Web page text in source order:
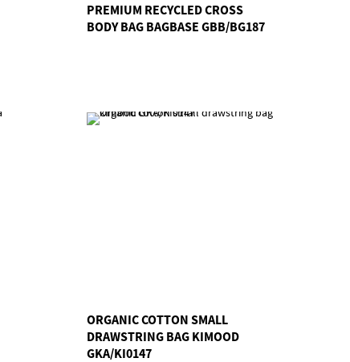
PREMIUM RECYCLED CROSS
BODY BAG BAGBASE GBB/BG187
ORGANIC COTTON SMALL
DRAWSTRING BAG KIMOOD
GKA/KI0147